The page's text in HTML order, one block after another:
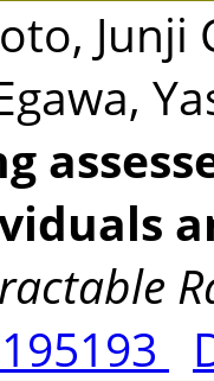
Junji